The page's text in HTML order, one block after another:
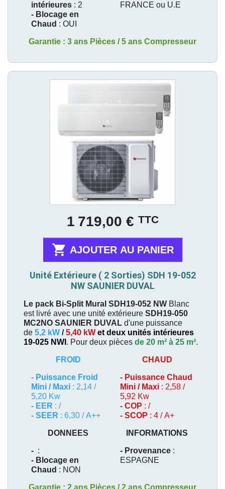
intérieures : 2
- Blocage en
Chaud : OUI
FRANCE ou U.E
Garantie : 3 ans Pièces / 5 ans Compresseur
1 719,00 € TTC
 AJOUTER AU PANIER
Unité Extérieure ( 2 Sorties) SDH 19-052
NW SAUNIER DUVAL
Le pack Bi-Split Mural SDH19-052 NW Blanc
est livré avec une unité extérieure SDH19-050
MC2NO SAUNIER DUVAL d'une puissance
de 5,2 kW /5,40 kW et deux unités intérieures
19-025 NWI . Pour deux pièces de 20 m² à 25 m².
FROID
- Puissance Froid
Mini / Maxi : 2,14 /
5,20 Kw
- EER : /
- SEER : 6,30 / A++
CHAUD
- Puissance Chaud
Mini / Maxi : 2,58 /
5,92 Kw
- COP : /
- SCOP : 4 / A+
DONNEES
- :
- Blocage en
Chaud : NON
INFORMATIONS
- Provenance :
ESPAGNE
Garantie : 2 ans Pièces / 2 ans Compresseur